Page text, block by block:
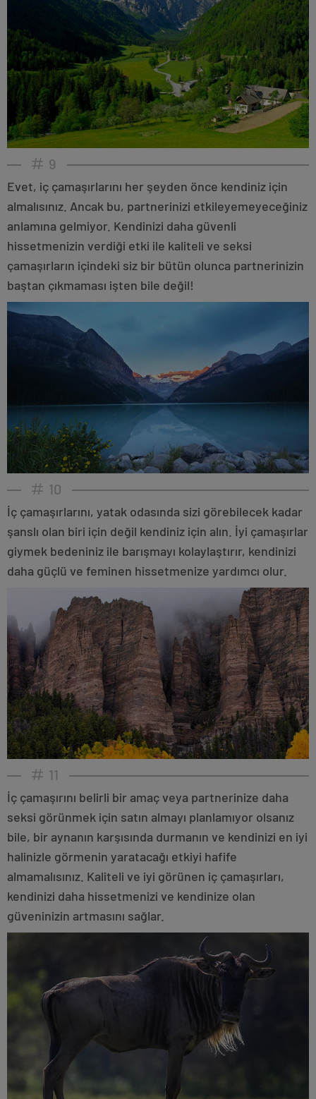
9
Evet, iç çamaşırlarını her şeyden önce kendiniz için
almalısınız. Ancak bu, partnerinizi etkileyemeyeceğiniz
anlamına gelmiyor. Kendinizi daha güvenli
hissetmenizin verdiği etki ile kaliteli ve seksi
çamaşırların içindeki siz bir bütün olunca partnerinizin
baştan çıkmaması işten bile değil!
10
İç çamaşırlarını, yatak odasında sizi görebilecek kadar
şanslı olan biri için değil kendiniz için alın. İyi çamaşırlar
giymek bedeniniz ile barışmayı kolaylaştırır, kendinizi
daha güçlü ve feminen hissetmenize yardımcı olur.
11
İç çamaşırını belirli bir amaç veya partnerinize daha
seksi görünmek için satın almayı planlamıyor olsanız
bile, bir aynanın karşısında durmanın ve kendinizi en iyi
halinizle görmenin yaratacağı etkiyi hafife
almamalısınız. Kaliteli ve iyi görünen iç çamaşırları,
kendinizi daha hissetmenizi ve kendinize olan
güveninizin artmasını sağlar.